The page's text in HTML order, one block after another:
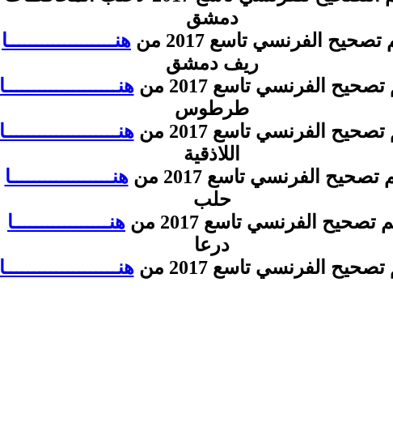
دمشق
الفرنسي تاسع 2017 من
هنـــــــــــــــــــا
ريف دمشق
الفرنسي تاسع 2017 من
هنــــــــــــــــــــا
طرطوس
الفرنسي تاسع 2017 من
هنــــــــــــــــــــا
اللاذقية
الفرنسي تاسع 2017 من
هنــــــــــــــــــا
حلب
الفرنسي تاسع 2017 من
هنـــــــــــــــــا
درعا
الفرنسي تاسع 2017 من
هنــــــــــــــــــــا